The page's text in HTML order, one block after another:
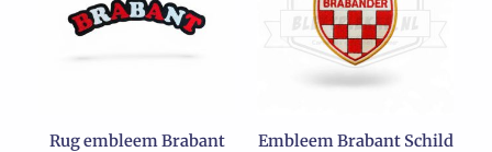
Rug embleem Brabant Embleem Brabant Schild